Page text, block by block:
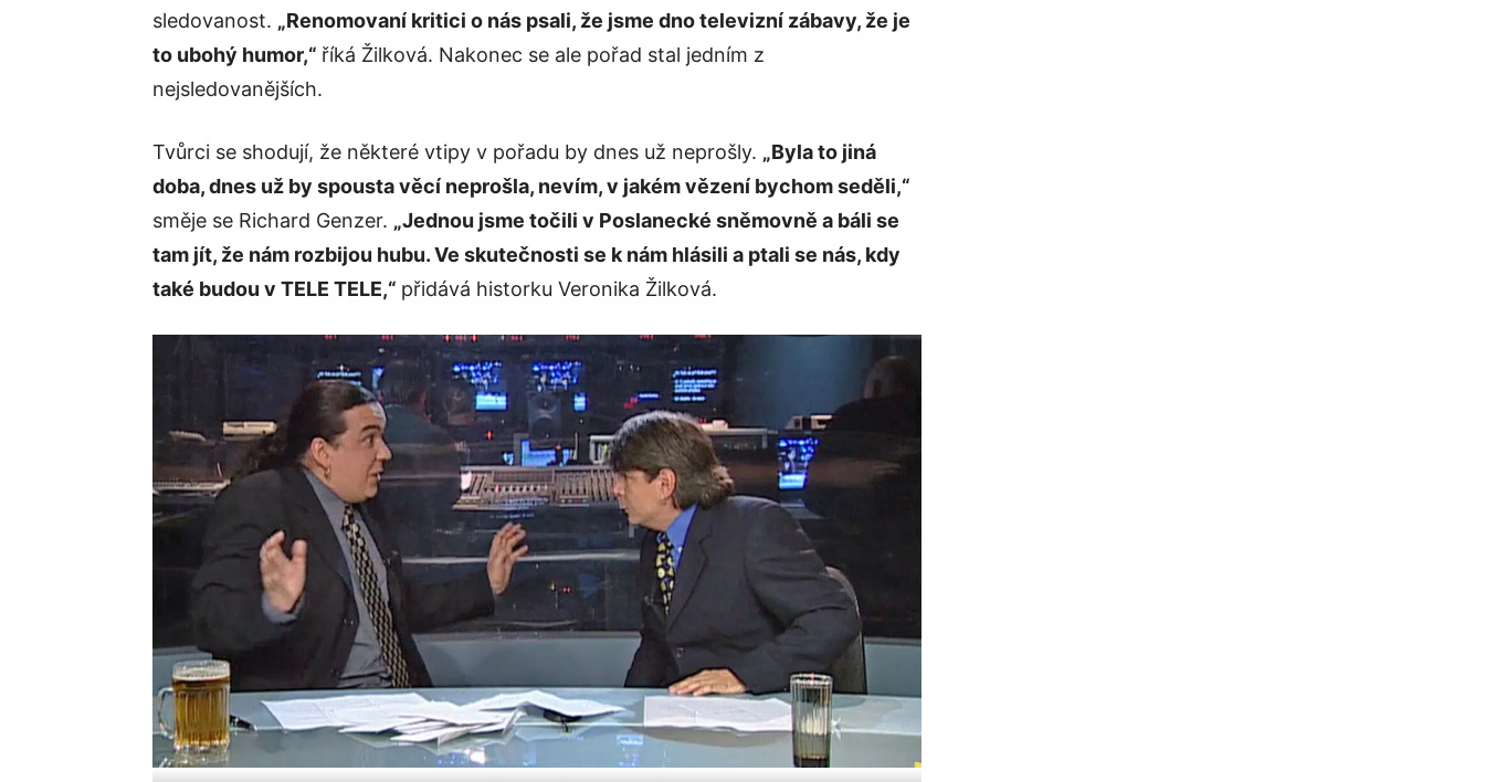
sledovanost. „Renomovaní kritici o nás psali, že jsme dno televizní zábavy, že je
to ubohý humor,“ říká Žilková. Nakonec se ale pořad stal jedním z
nejsledovanějších.
Tvůrci se shodují, že některé vtipy v pořadu by dnes už neprošly. „Byla to jiná
doba, dnes už by spousta věcí neprošla, nevím, v jakém vězení bychom seděli,“
směje se Richard Genzer. „Jednou jsme točili v Poslanecké sněmovně a báli se
tam jít, že nám rozbijou hubu. Ve skutečnosti se k nám hlásili a ptali se nás, kdy
také budou v TELE TELE,“ přidává historku Veronika Žilková.